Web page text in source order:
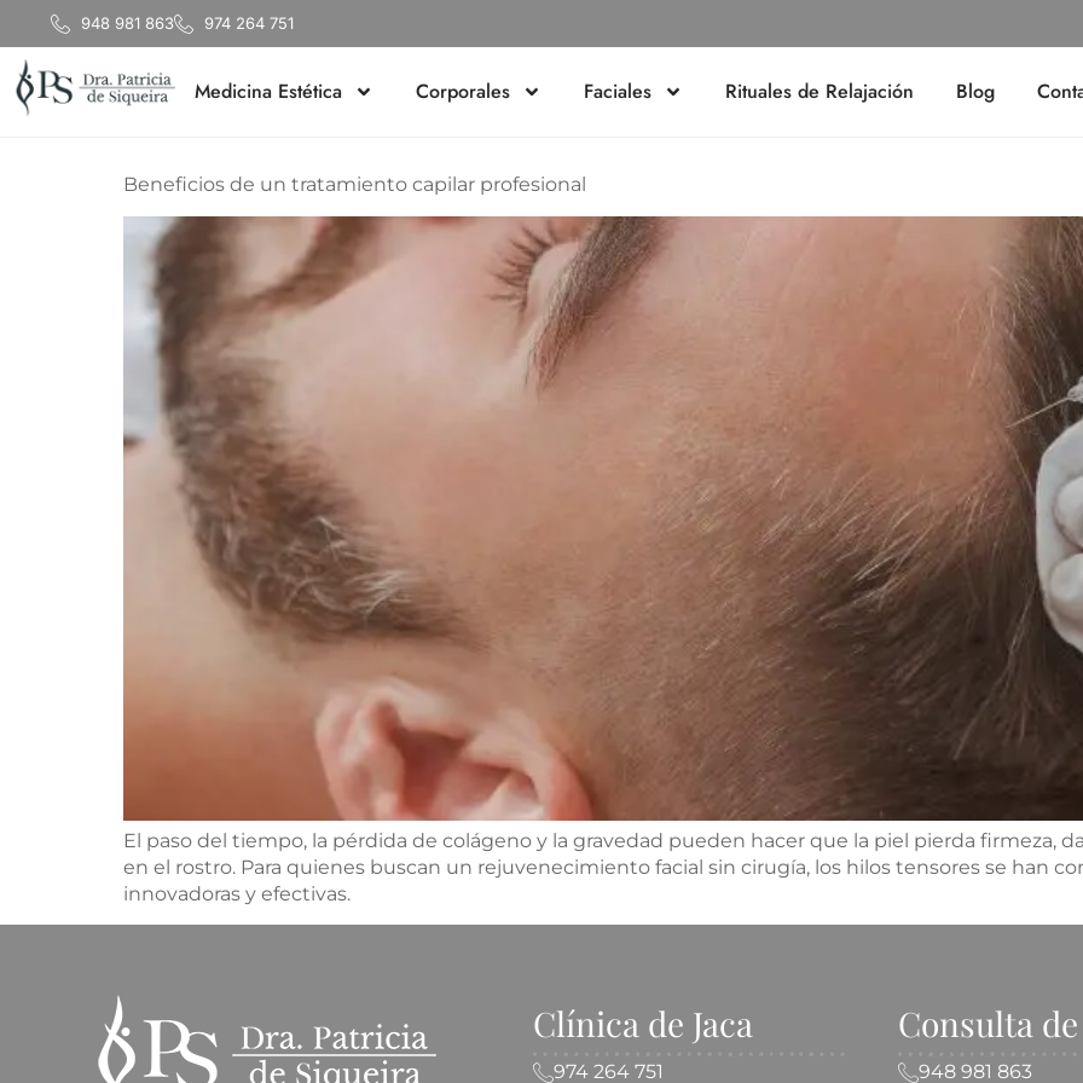
948 981 863 974 264 751
Medicina Estética Corporales Faciales Rituales de Relajación Blog
Día:19 de mayo de 2025
Beneficios de un tratamiento capilar profesional
El paso del tiempo, la pérdida de colágeno y la gravedad pueden hacer que la piel pierda firmeza,
en el rostro. Para quienes buscan un rejuvenecimiento facial sin cirugía, los hilos tensores se han
innovadoras y efectivas.
Clínica de Jaca
974 264 751
Consulta
948 981 863